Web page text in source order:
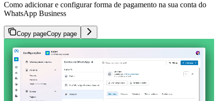
Como adicionar e configurar forma de pagamento na sua conta do
WhatsApp Business
Copy pageCopy page